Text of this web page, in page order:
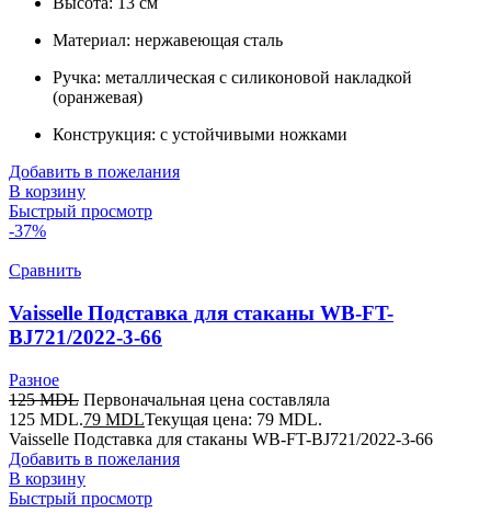
Материал: нержавеющая сталь
Ручка: металлическая с силиконовой накладкой
(оранжевая)
Конструкция: с устойчивыми ножками
Добавить в пожелания
В корзину
Быстрый просмотр
-37%
Сравнить
Vaisselle Подставка для cтаканы WB-FT-
BJ721/2022-3-66
Разное
125MDL Первоначальная цена составляла
125 MDL.79 MDLТекущая цена: 79 MDL.
Vaisselle Подставка для cтаканы WB-FT-BJ721/2022-3-66
Добавить в пожелания
В корзину
Быстрый просмотр